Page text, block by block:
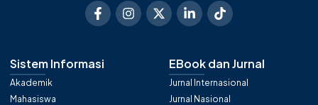
Sistem Informasi
Akademik
Mahasiswa
EBook dan Jurnal
Jurnal Internasional
Jurnal Nasional